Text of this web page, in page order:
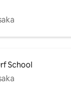
School